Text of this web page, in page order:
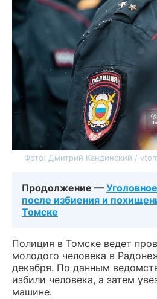
Фото: Дмитрий Кандинский /
Продолжение —
после избиения и
Томске
Полиция в Томске ведет
молодого человека в
декабря. По данным
избили человека, а затем
машине.